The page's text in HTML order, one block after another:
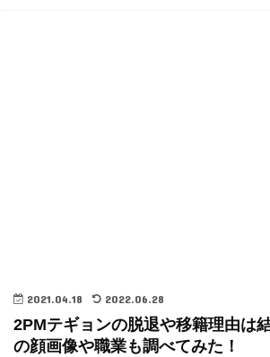
2021.04.18 2022.06.28
2PMテギョンの脱退や移籍理由は
の顔画像や職業も調べてみた！